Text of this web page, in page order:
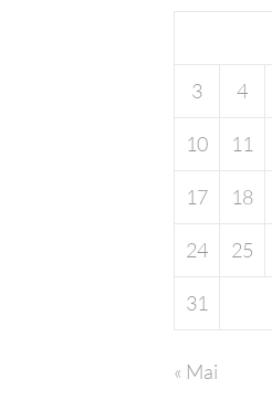
3 4
10 11
17 18
24 25
31
« Mai